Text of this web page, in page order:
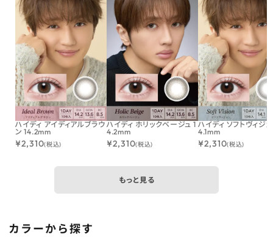
ハイディ アイディアルブラウ
ン 14.2mm
¥2,310(税込)
ハイディ ホリックベージュ 1
4.2mm
¥2,310(税込)
ハイディ ソフトヴィジ
4.1mm
¥2,310(税込)
もっと見る
カラーから探す